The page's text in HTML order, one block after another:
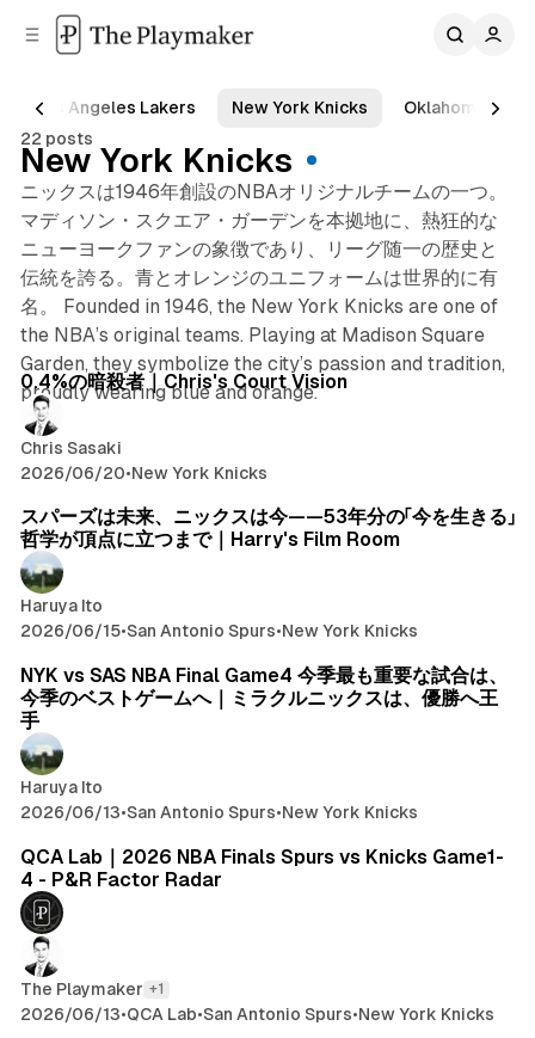
Los Angeles Lakers New York Knicks
Oklahoma City
22 posts
New York Knicks
ニックスは1946年創設のNBAオリジナルチームの一つ。
マディソン・スクエア・ガーデンを本拠地に、熱狂的な
ニューヨークファンの象徴であり、リーグ随一の歴史と
伝統を誇る。青とオレンジのユニフォームは世界的に有
名。 Founded in 1946, the New York Knicks are one of
the NBA’s original teams. Playing at Madison Square
Garden, they symbolize the city’s passion and tradition,
proudly wearing blue and orange.
Posts
0.4%の暗殺者｜Chris's Court Vision
Chris Sasaki
2026/06/20•New York Knicks
スパーズは未来、ニックスは今——53年分の「今を生きる」
哲学が頂点に立つまで｜Harry's Film Room
Haruya Ito
2026/06/15•San Antonio Spurs•New York Knicks
NYK vs SAS NBA Final Game4 今季最も重要な試合は、
今季のベストゲームへ｜ミラクルニックスは、優勝へ王
手
Haruya Ito
2026/06/13•San Antonio Spurs•New York Knicks
QCA Lab｜2026 NBA Finals Spurs vs Knicks Game1-
4 - P&R Factor Radar
The Playmaker +1
2026/06/13•QCA Lab•San Antonio Spurs•New York Knicks